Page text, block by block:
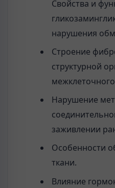
Свойства и
нарушения
Строение
структурной
Нарушение
заживлении
Особенности
ткани.
Влияние